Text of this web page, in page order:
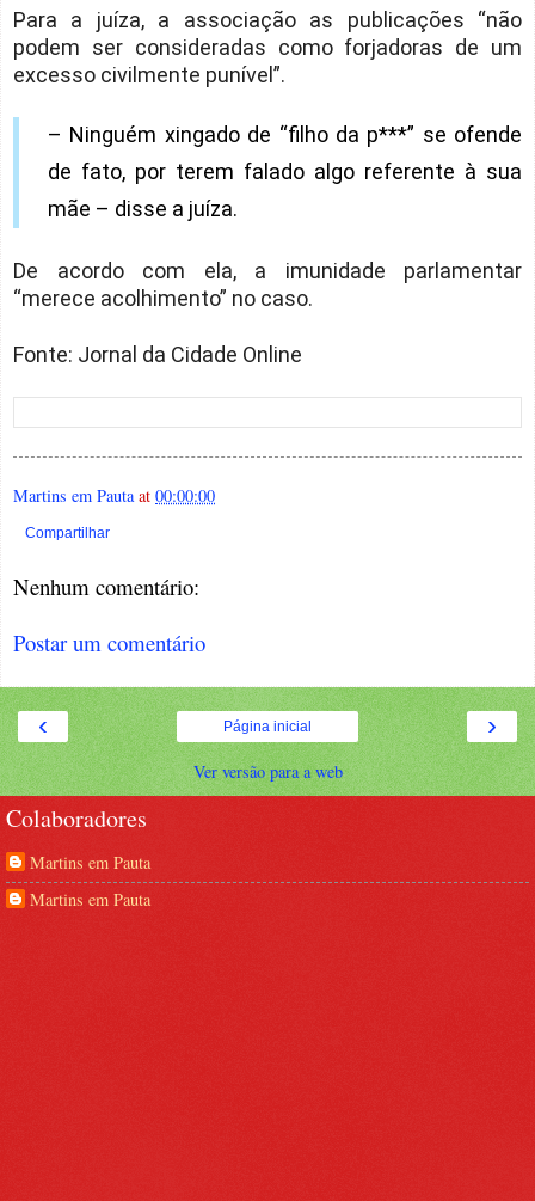
Para a juíza, a associação as publicações “não
podem ser consideradas como forjadoras de um
excesso civilmente punível”.
– Ninguém xingado de “filho da p***” se ofende
de fato, por terem falado algo referente à sua
mãe – disse a juíza.
De acordo com ela, a imunidade parlamentar
“merece acolhimento” no caso.
Fonte: Jornal da Cidade Online
Martins em Pauta at 00:00:00
Compartilhar
Nenhum comentário:
Postar um comentário
‹ ›
Página inicial
Ver versão para a web
Colaboradores
Martins em Pauta
Martins em Pauta